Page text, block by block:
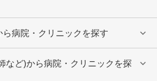
病院・クリニックを探す
など)から病院・クリニックを探